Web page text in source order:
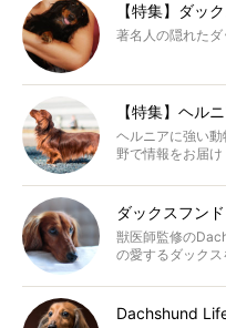
【特集】ダッ
著名人の隠れたダ
【特集】ヘル
ヘルニアに強い
野で情報をお届け
ダックスフン
獣医師監修の
の愛するダック
Dachshund